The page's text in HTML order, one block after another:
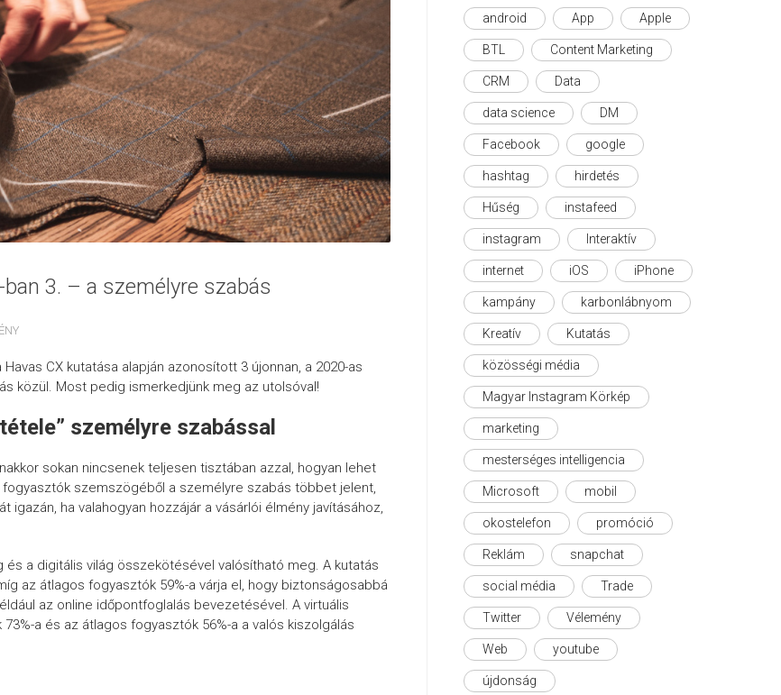
3. – a személyre szabás
CX kutatása alapján azonosított 3 újonnan, a 2020-as
közül. Most pedig ismerkedjünk meg az utolsóval!
személyre szabással
sokan nincsenek teljesen tisztában azzal, hogyan lehet
szemszögéből a személyre szabás többet jelent,
ha valahogyan hozzájár a vásárlói élmény javításához,
a digitális világ összekötésével valósítható meg. A kutatás
az átlagos fogyasztók 59%-a várja el, hogy biztonságosabbá
az online időpontfoglalás bevezetésével. A virtuális
a és az átlagos fogyasztók 56%-a a valós kiszolgálás
android App Apple
BTL Content Marketing
CRM Data
data science DM
Facebook google
hashtag hirdetés
Hűség instafeed
instagram Interaktív
internet iOS iPhone
kampány karbonlábnyom
Kreatív Kutatás
közösségi média
Magyar Instagram Körkép
marketing
mesterséges intelligencia
Microsoft mobil
okostelefon promóció
Reklám snapchat
social média Trade
Twitter Vélemény
Web youtube
újdonság